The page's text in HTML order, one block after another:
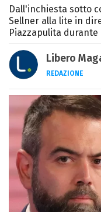
Dall'inchiesta sotto
Sellner alla lite in
Piazzapulita
Libero
REDAZIONE
E-MAIL
Libero
Libero.it